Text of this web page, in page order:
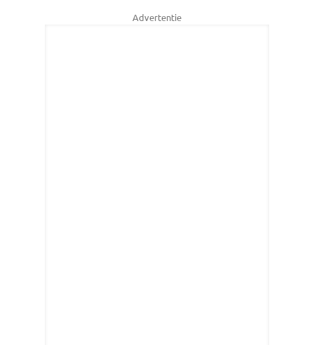
Advertentie